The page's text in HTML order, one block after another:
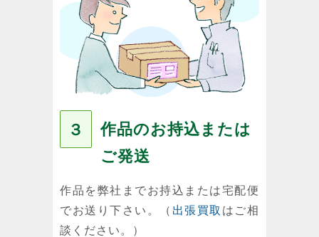
３
作品のお持込または
ご発送
作品を弊社までお持込または宅配便
でお送り下さい。（ 出張買取 はご相
談ください。）